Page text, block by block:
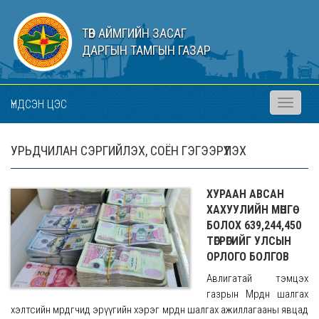
ТӨВ АЙМГИЙН ЗАСАГ
ДАРГЫН ТАМГЫН ГАЗАР
ҮНДСЭН ЦЭС
Toggle
УРЬДЧИЛАН СЭРГИЙЛЭХ, СОЁН ГЭГЭЭРҮҮЛЭХ
ХУРААН АВСАН
ХАХУУЛИЙН МӨНГӨ
БОЛОХ 639,244,450
ТӨГРӨГИЙГ УЛСЫН
ОРЛОГО БОЛГОВ
Авлигатай тэмцэх
газрын Мөрдөн шалгах
хэлтсийн мөрдөгчид эрүүгийн хэрэг мөрдөн шалгах ажиллагааны явцад